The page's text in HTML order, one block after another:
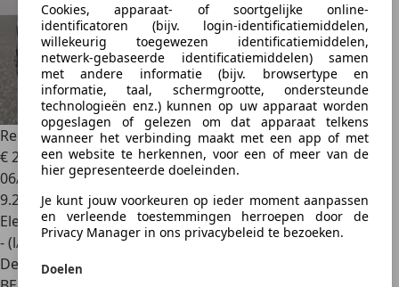
Cookies, apparaat- of soortgelijke online-
identificatoren (bijv. login-identificatiemiddelen,
willekeurig toegewezen identificatiemiddelen,
netwerk-gebaseerde identificatiemiddelen) samen
met andere informatie (bijv. browsertype en
informatie, taal, schermgrootte, ondersteunde
technologieën enz.) kunnen op uw apparaat worden
opgeslagen of gelezen om dat apparaat telkens
wanneer het verbinding maakt met een app of met
een website te herkennen, voor een of meer van de
hier gepresenteerde doeleinden.
Je kunt jouw voorkeuren op ieder moment aanpassen
en verleende toestemmingen herroepen door de
Privacy Manager in ons privacybeleid te bezoeken.
Doelen
Renault AustralTechno 1.3 TCe MHEV EDC 160
€ 28.8991
06/2025
9.280 km
Elektrisch/Benzine
- (l/100 km)
Dealer